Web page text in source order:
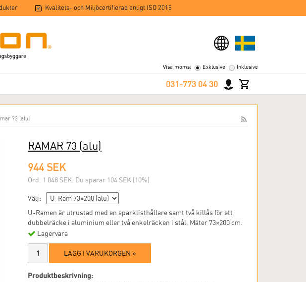
Kvalitets- och Miljöcertifierad enligt ISO 2015
Visa moms: Exklusive Inklusive
031-773 04 30
73 (alu)
RAMAR 73 (alu)
944 SEK
Ord. 1 048 SEK. Du sparar 104 SEK (10%)
Välj:
U-Ramen är utrustad med en sparklisthållare samt två killås för ett
dubbelräcke i aluminium eller två enkelräcken i stål. Mäter 73×200 cm.
Lagervara
LÄGG I VARUKORGEN »
Produktbeskrivning: